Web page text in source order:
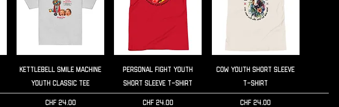
Schnellansicht
Kettlebell Smile Machine
Youth classic tee
Preis
CHF 24.00
Schnellansicht
Personal Fight Youth
Short Sleeve T-Shirt
Preis
CHF 24.00
Schnellansicht
Cow Youth Short Sleeve
T-Shirt
Preis
CHF 24.00